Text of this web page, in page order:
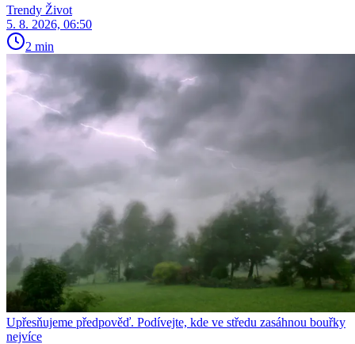
Trendy Život
5. 8. 2026, 06:50
2 min
Upřesňujeme předpověď. Podívejte, kde ve středu zasáhnou bouřky
nejvíce